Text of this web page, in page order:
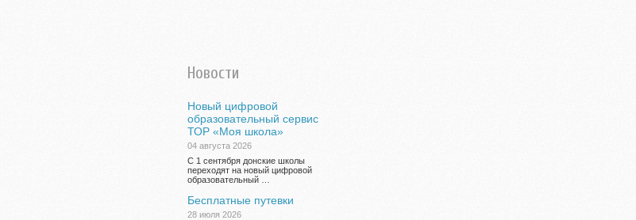
Новости
Новый цифровой
образовательный сервис
ТОР «Моя школа»
04 августа 2026
С 1 сентября донские школы
переходят на новый цифровой
образовательный …
Бесплатные путевки
28 июля 2026